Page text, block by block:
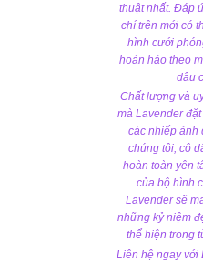
thuật nhất. Đáp
chí trên mới có
hình cưới
hoàn hảo theo
dâu
Chất lượng và
mà Lavender
các nhiếp ảnh
chúng tôi, cô
hoàn toàn yên
của bộ hình
Lavender sẽ
những kỷ niệm
thể hiện trong
Liên hệ ngay với